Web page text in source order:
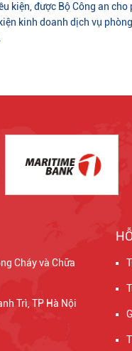
kiện, được Bộ Công an
kinh doanh dịch vụ
Cháy và Chữa
Trì, TP Hà Nội